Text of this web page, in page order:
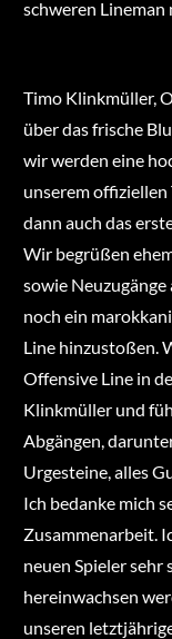
schweren Lineman
Timo Klinkmüller,
über das frische
wir werden eine
unserem
dann auch das
Wir begrüßen
sowie
noch ein
Line hinzustoßen.
Offensive Line in
Klinkmüller und
Abgängen,
Urgesteine, alles
Ich bedanke mich
Zusammenarbeit.
neuen Spieler sehr
hereinwachsen
unseren